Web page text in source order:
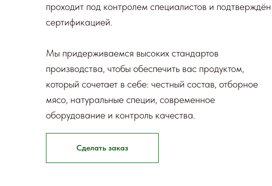
проходит под контролем специалистов и подтверждён
сертификацией.
Мы придерживаемся высоких стандартов
производства, чтобы обеспечить вас продуктом,
который сочетает в себе: честный состав, отборное
мясо, натуральные специи, современное
оборудование и контроль качества.
Сделать заказ